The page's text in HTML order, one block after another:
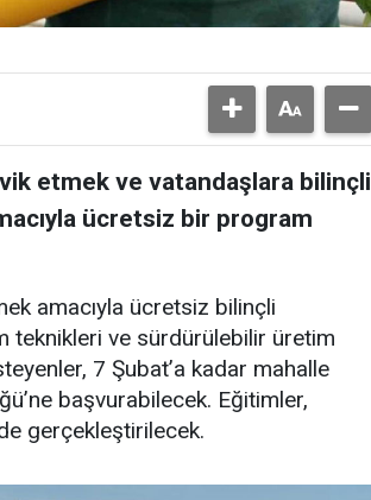
etmek ve vatandaşlara bilinçli
ücretsiz bir program
amacıyla ücretsiz bilinçli
teknikleri ve sürdürülebilir üretim
7 Şubat’a kadar mahalle
başvurabilecek. Eğitimler,
gerçekleştirilecek.